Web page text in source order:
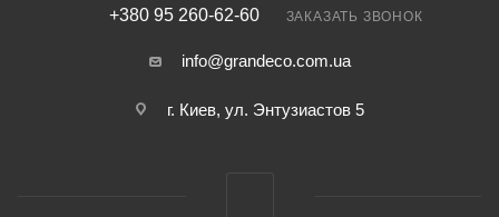
+380 95 260-62-60 ЗАКАЗАТЬ ЗВОНОК
info@grandeco.com.ua
г. Киев, ул. Энтузиастов 5